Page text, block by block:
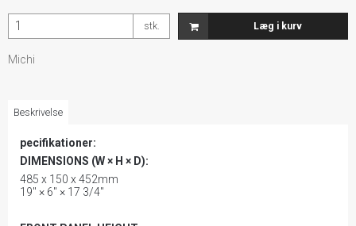
stk. Læg i kurv
Michi
Beskrivelse
pecifikationer:
DIMENSIONS (W × H × D):
485 x 150 x 452mm
19" × 6" × 17 3/4"